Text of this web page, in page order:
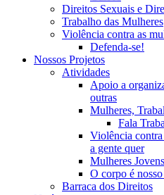
Direitos Sexuais e
Trabalho das Mulheres
Violência contra as
Defenda-se!
Nossos Projetos
Atividades
Apoio a
outras
Mulheres,
Fala
Violência
a gente quer
Mulheres
O corpo é
Barraca dos Direitos